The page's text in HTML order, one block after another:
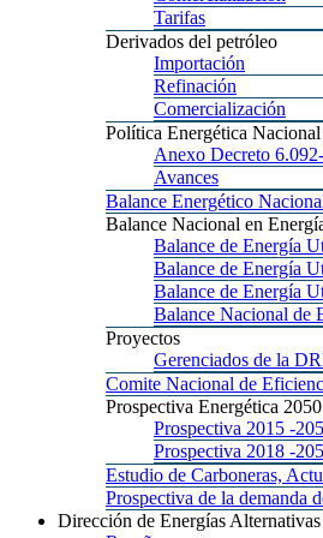
Tarifas
Derivados del petróleo
Importación
Refinación
Comercialización
Política Energética
Anexo Decreto
Avances
Balance Energético
Balance Nacional en
Balance de Energía
Balance de Energía
Balance de Energía
Balance Nacional de
Proyectos
Gerenciados de la
Comite Nacional de
Prospectiva Energética 2050
Prospectiva 2015 -
Prospectiva 2018 -
Estudio de Carboneras,
Prospectiva de la demanda
Dirección de Energías Alternativas